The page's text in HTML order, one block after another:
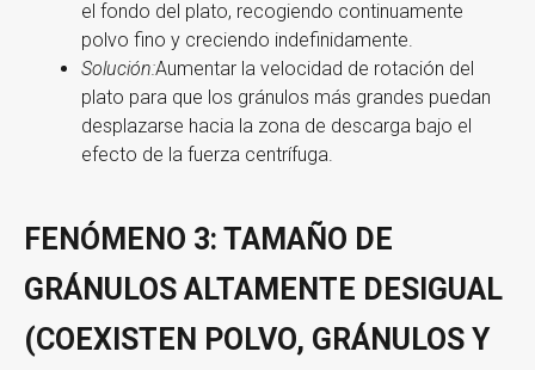
el fondo del plato, recogiendo continuamente
polvo fino y creciendo indefinidamente.
Solución:Aumentar la velocidad de rotación del
plato para que los gránulos más grandes puedan
desplazarse hacia la zona de descarga bajo el
efecto de la fuerza centrífuga.
FENÓMENO 3: TAMAÑO DE
GRÁNULOS ALTAMENTE DESIGUAL
(COEXISTEN POLVO, GRÁNULOS Y